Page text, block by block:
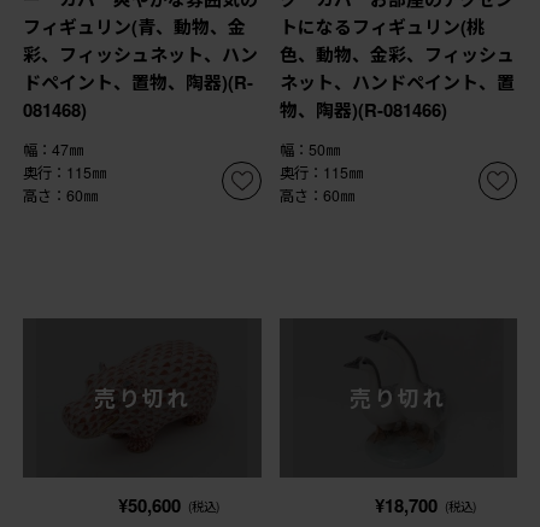
フィギュリン(青、動物、金
彩、フィッシュネット、ハン
ドペイント、置物、陶器)(R-
081468)
幅：47㎜
奥行：115㎜
高さ：60㎜
トになるフィギュリン(桃
色、動物、金彩、フィッシュ
ネット、ハンドペイント、置
物、陶器)(R-081466)
幅：50㎜
奥行：115㎜
高さ：60㎜
売り切れ
¥50,600 (税込)
売り切れ
¥18,700 (税込)